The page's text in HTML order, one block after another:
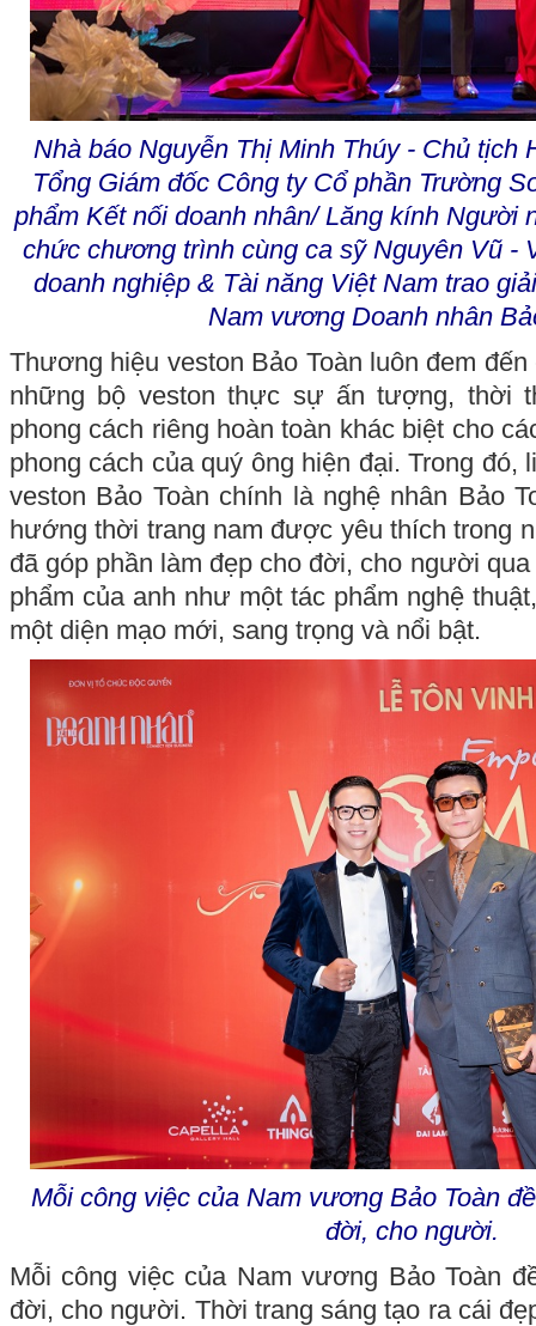
Nhà báo Nguyễn Thị Minh Thúy - Chủ tịch
Tổng Giám đốc Công ty Cổ phần Trường
phẩm Kết nối doanh nhân/ Lăng kính Người
chức chương trình cùng ca sỹ Nguyên Vũ -
doanh nghiệp & Tài năng Việt Nam trao
Nam vương Doanh nhân
Thương hiệu veston Bảo Toàn luôn đem
những bộ veston thực sự ấn tượng, thời
phong cách riêng hoàn toàn khác biệt cho
phong cách của quý ông hiện đại. Trong đó,
veston Bảo Toàn chính là nghệ nhân Bảo
hướng thời trang nam được yêu thích trong
đã góp phần làm đẹp cho đời, cho người
phẩm của anh như một tác phẩm nghệ
một diện mạo mới, sang trọng và nổi bật.
Mỗi công việc của Nam vương Bảo Toàn
đời, cho người.
Mỗi công việc của Nam vương Bảo Toàn
đời, cho người. Thời trang sáng tạo ra cái